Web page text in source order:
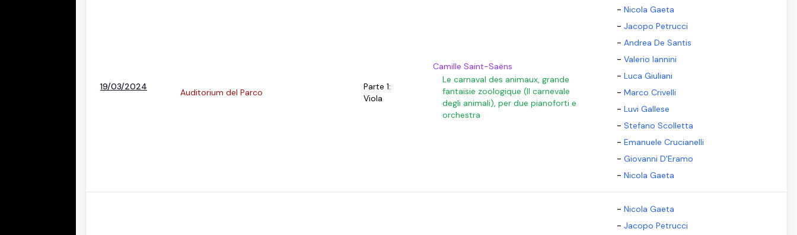
19/03/2024
Auditorium del Parco
Parte 1:
Viola
Camille Saint-Saëns
Le carnaval des animaux, grande
fantaisie zoologique (Il carnevale
degli animali), per due pianoforti e
orchestra
- Nicola Gaeta
- Jacopo Petrucci
- Andrea De Santis
- Valerio Iannini
- Luca Giuliani
- Marco Crivelli
- Luvi Gallese
- Stefano Scolletta
- Emanuele Crucianelli
- Giovanni D'Eramo
- Nicola Gaeta
- Nicola Gaeta
- Jacopo Petrucci